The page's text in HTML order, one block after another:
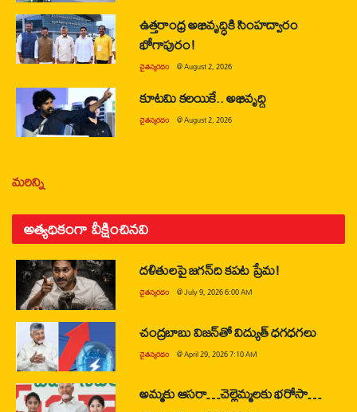
ఉత్తరాంధ్ర అభివృద్ధికి సింహద్వారం
భోగాపురం!
చైతన్యరధం @August 2, 2026
కూటమి కలయికే.. అభివృద్ధి
చైతన్యరధం @August 2, 2026
మరిన్ని
అత్యధికంగా వీక్షించినవి
దళితులపై జగన్‌ది కపట ప్రేమ!
చైతన్యరధం @July 9, 2026 6:00 AM
చంద్రబాబు విజన్‌తో విద్యుత్ ధగధగలు
చైతన్యరధం @April 29, 2026 7:10 AM
అమ్మకు ఆసరా…చెల్లెమ్మలకు భరోసా…